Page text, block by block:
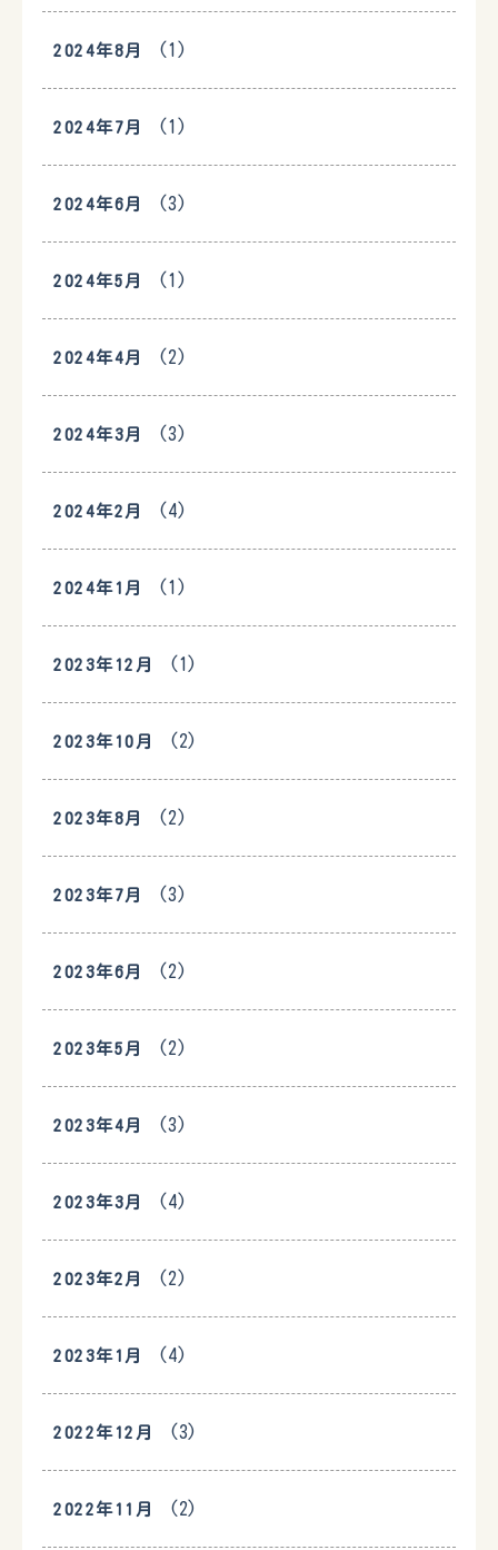
2024年8月 (1)
2024年7月 (1)
2024年6月 (3)
2024年5月 (1)
2024年4月 (2)
2024年3月 (3)
2024年2月 (4)
2024年1月 (1)
2023年12月 (1)
2023年10月 (2)
2023年8月 (2)
2023年7月 (3)
2023年6月 (2)
2023年5月 (2)
2023年4月 (3)
2023年3月 (4)
2023年2月 (2)
2023年1月 (4)
2022年12月 (3)
2022年11月 (2)